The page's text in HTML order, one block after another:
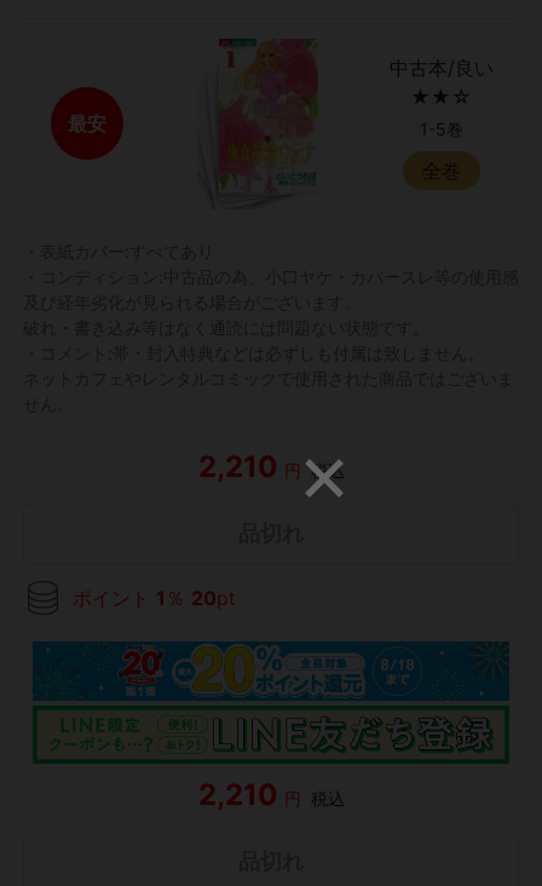
最安
中古本/良い
★★☆
1-5巻
全巻
2,210 円 税込
ポイント 1 ％ 20pt
2,210 円 税込